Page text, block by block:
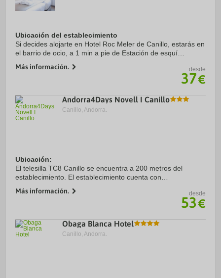
Ubicación del establecimiento
Si decides alojarte en Hotel Roc Meler de Canillo, estarás en
el barrio de ocio, a 1 min a pie de Estación de esquí
hotel de 4 estrellas se ...
Más información. desde
37€
Andorra4Days Novell I Canillo
Canillo, Andorra.
Ubicación:
El telesilla TC8 Canillo se encuentra a 200 metros del
establecimiento. El establecimiento cuenta con
, Apartamentos ...
Más información. desde
53€
Obaga Blanca Hotel
Canillo, Andorra.